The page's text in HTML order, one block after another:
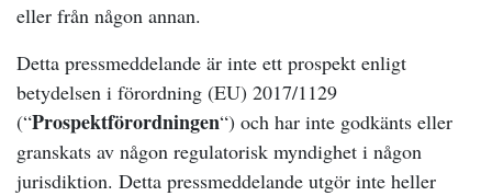
eller från någon annan.
Detta pressmeddelande är inte ett prospekt enligt
betydelsen i förordning (EU) 2017/1129
(“Prospektförordningen“) och har inte godkänts eller
granskats av någon regulatorisk myndighet i någon
jurisdiktion. Detta pressmeddelande utgör inte heller